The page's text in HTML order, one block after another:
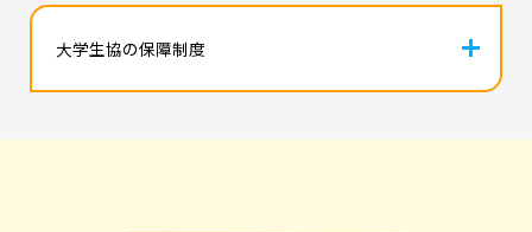
大学生協の保障制度